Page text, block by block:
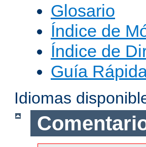
Glosario
Índice de
Índice de
Guía
Idiomas